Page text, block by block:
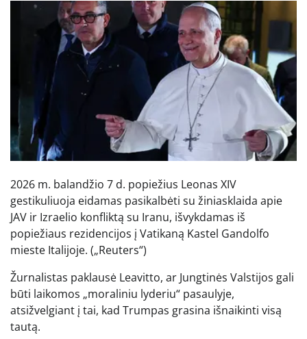
2026 m. balandžio 7 d. popiežius Leonas XIV
gestikuliuoja eidamas pasikalbėti su žiniasklaida apie
JAV ir Izraelio konfliktą su Iranu, išvykdamas iš
popiežiaus rezidencijos į Vatikaną Kastel Gandolfo
mieste Italijoje. („Reuters“)
Žurnalistas paklausė Leavitto, ar Jungtinės Valstijos gali
būti laikomos „moraliniu lyderiu“ pasaulyje,
atsižvelgiant į tai, kad Trumpas grasina išnaikinti visą
tautą.